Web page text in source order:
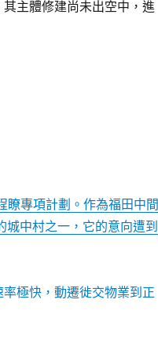
主體修建尚未出空中，進
瞭專項計劃。作為福田中間
中村之一，它的意向遭到
極快，動遷徙交物業到正